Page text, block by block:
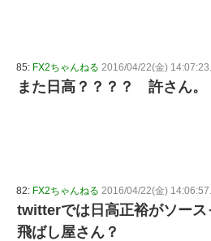
85: FX2ちゃんねる 2016/04/22(金)
また日高？？？？ 許さん。
82: FX2ちゃんねる 2016/04/22(金)
twitterでは日高正裕がソース
飛ばし屋さん？